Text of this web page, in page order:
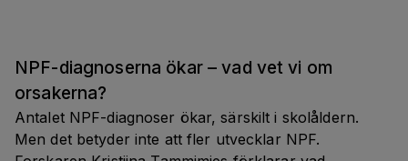
NPF-diagnoserna ökar – vad vet vi om
orsakerna?
Antalet NPF-diagnoser ökar, särskilt i skolåldern.
Men det betyder inte att fler utvecklar NPF.